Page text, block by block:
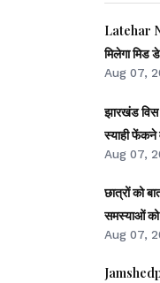
Latehar
मिलेगा मिड
Aug 07,
झारखंड विस मार्च : नेहा बोरा व
स्याही फेंकने
Aug 07,
छात्रों को
समस्याओं
Aug 07,